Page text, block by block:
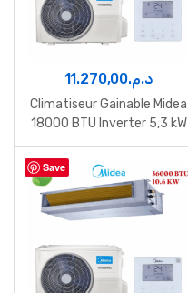
د.م.11.270,00
Climatiseur Gainable Midea
18000 BTU Inverter 5,3 kW
Save